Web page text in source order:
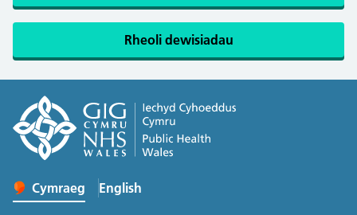
Rheoli dewisiadau
Newid iaith y wefan
Cymraeg English
– Change the language to English